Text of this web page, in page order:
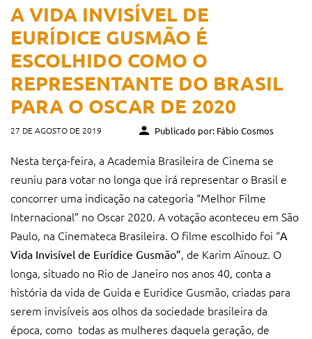
A VIDA INVISÍVEL DE
EURÍDICE GUSMÃO É
ESCOLHIDO COMO O
REPRESENTANTE DO BRASIL
PARA O OSCAR DE 2020
27 DE AGOSTO DE 2019 Publicado por: Fábio Cosmos
Nesta terça-feira, a Academia Brasileira de Cinema se
reuniu para votar no longa que irá representar o Brasil e
concorrer uma indicação na categoria “Melhor Filme
Internacional” no Oscar 2020. A votação aconteceu em São
Paulo, na Cinemateca Brasileira. O filme escolhido foi “A
Vida Invisível de Eurídice Gusmão”, de Karim Aïnouz. O
longa, situado no Rio de Janeiro nos anos 40, conta a
história da vida de Guida e Euridice Gusmão, criadas para
serem invisíveis aos olhos da sociedade brasileira da
época, como todas as mulheres daquela geração, de